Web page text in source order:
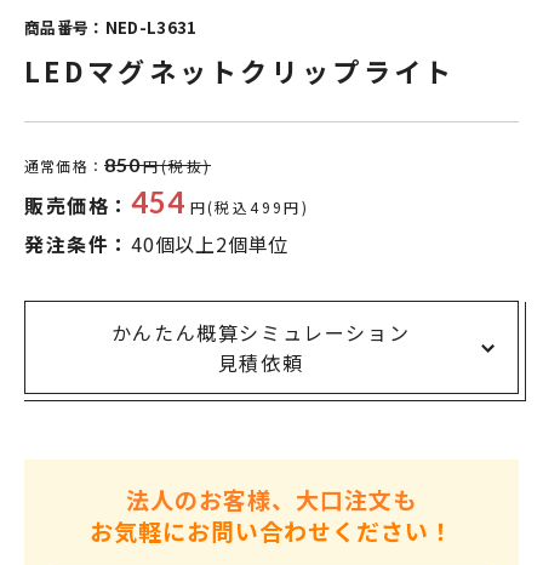
商品番号：NED-L3631
LEDマグネットクリップライト
通常価格： 850円(税抜)
販売価格： 454 円(税込499円)
発注条件： 40個以上2個単位
かんたん概算シミュレーション
見積依頼
法人のお客様、大口注文も
お気軽にお問い合わせください！